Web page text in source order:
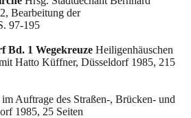
Bearbeitung der
97-195
Bd. 1 Wegekreuze Heiligenhäuschen
Hatto Küffner, Düsseldorf 1985, 215
im Auftrage des Straßen-, Brücken- und
1985, 25 Seiten